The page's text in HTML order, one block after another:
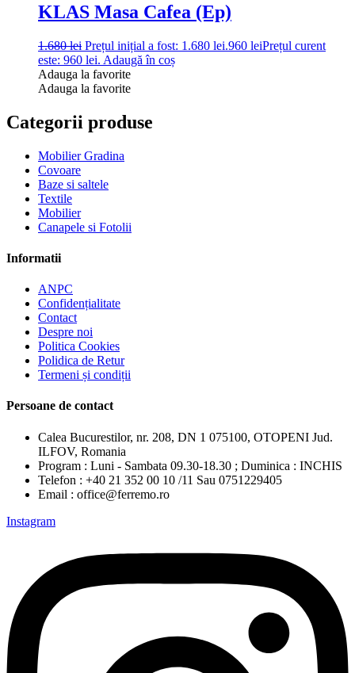
KLAS Masa Cafea (Ep)
1.680lei Prețul inițial a fost: 1.680 lei.960 leiPrețul curent
este: 960 lei. Adaugă în coș
Adauga la favorite
Adauga la favorite
Categorii produse
Mobilier Gradina
Covoare
Baze si saltele
Textile
Mobilier
Canapele si Fotolii
Informatii
ANPC
Confidențialitate
Contact
Despre noi
Politica Cookies
Polidica de Retur
Termeni și condiții
Persoane de contact
Calea Bucurestilor, nr. 208, DN 1 075100, OTOPENI Jud.
ILFOV, Romania
Program : Luni - Sambata 09.30-18.30 ; Duminica : INCHIS
Telefon : +40 21 352 00 10 /11 Sau 0751229405
Email : office@ferremo.ro
Instagram